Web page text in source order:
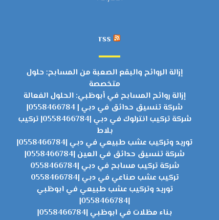
rss
إزالة الروائح والبقع الصعبة من المسابح: حلول
متخصصة
إزالة روائح المسابح في أبوظبي: الحلول الفعالة
شركة تنسيق حدائق في دبي | 0558466784|
شركة تركيب انترلوك في دبي |0558466784| تركيب
بلاط
توريد وتركيب عشب طبيعي في دبي |0558466784|
شركة تنسيق حدائق في العين |0558466784|
شركة تركيب مسابح في دبي |0558466784
تركيب عشب صناعي في دبي |0558466784
توريد وتركيب عشب طبيعي في ابوظبي
|0558466784|
بناء مظلات في ابوظبي |0558466784|